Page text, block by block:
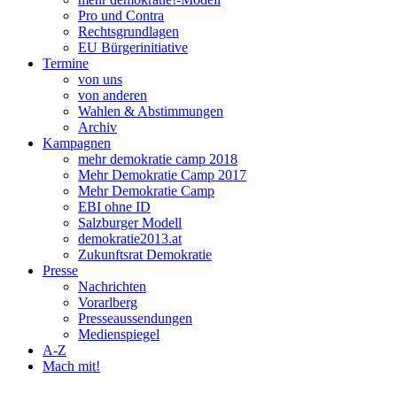
Pro und Contra
Rechtsgrundlagen
EU Bürgerinitiative
Termine
von uns
von anderen
Wahlen & Abstimmungen
Archiv
Kampagnen
mehr demokratie camp 2018
Mehr Demokratie Camp 2017
Mehr Demokratie Camp
EBI ohne ID
Salzburger Modell
demokratie2013.at
Zukunftsrat Demokratie
Presse
Nachrichten
Vorarlberg
Presseaussendungen
Medienspiegel
A-Z
Mach mit!